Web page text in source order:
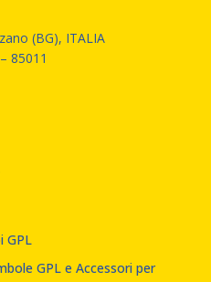
(BG), ITALIA
85011
GPL
GPL e Accessori per